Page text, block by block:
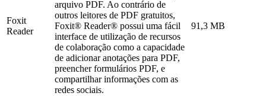
Foxit
Reader
arquivo PDF. Ao contrário de
outros leitores de PDF gratuitos,
Foxit® Reader® possui uma fácil
interface de utilização de recursos
de colaboração como a capacidade
de adicionar anotações para PDF,
preencher formulários PDF, e
compartilhar informações com as
redes sociais.
91,3 MB